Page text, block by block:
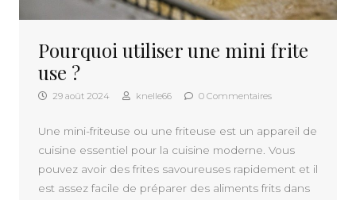
Pourquoi utiliser une mini frite
use ?
29 août 2024 knelle66 0 Commentaires
Une mini-friteuse ou une friteuse est un appareil de
cuisine essentiel pour la cuisine moderne. Vous
pouvez avoir des frites savoureuses rapidement et il
est assez facile de préparer des aliments frits dans